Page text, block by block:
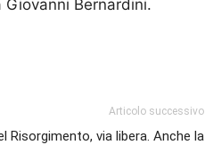
Bernardini.
Articolo successivo
Risorgimento, via libera. Anche la